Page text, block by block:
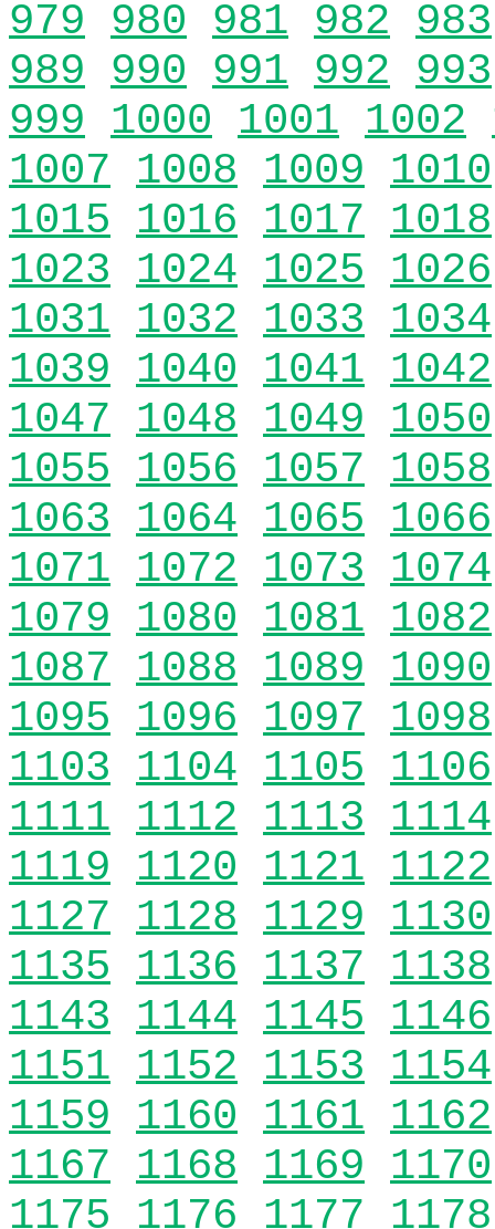
979 980 981 982 983
989 990 991 992 993
999 1000 1001 1002
1007 1008 1009 1010
1015 1016 1017 1018
1023 1024 1025 1026
1031 1032 1033 1034
1039 1040 1041 1042
1047 1048 1049 1050
1055 1056 1057 1058
1063 1064 1065 1066
1071 1072 1073 1074
1079 1080 1081 1082
1087 1088 1089 1090
1095 1096 1097 1098
1103 1104 1105 1106
1111 1112 1113 1114
1119 1120 1121 1122
1127 1128 1129 1130
1135 1136 1137 1138
1143 1144 1145 1146
1151 1152 1153 1154
1159 1160 1161 1162
1167 1168 1169 1170
1175 1176 1177 1178